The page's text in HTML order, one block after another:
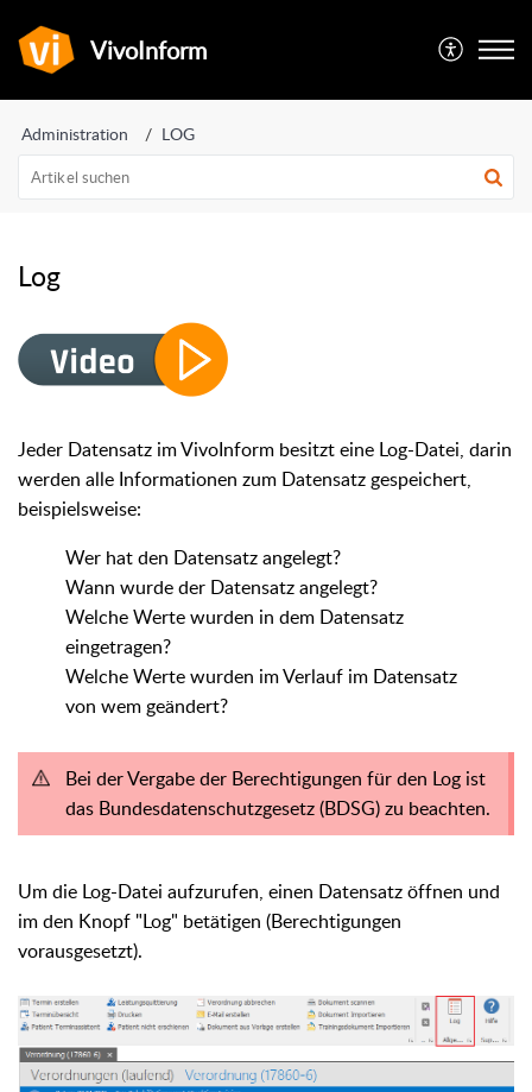
VivoInform
Administration LOG
Log
Jeder Datensatz im VivoInform besitzt eine Log-Datei, darin
werden alle Informationen zum Datensatz gespeichert,
beispielsweise:
Wer hat den Datensatz angelegt?
Wann wurde der Datensatz angelegt?
Welche Werte wurden in dem Datensatz
eingetragen?
Welche Werte wurden im Verlauf im Datensatz
von wem geändert?
Bei der Vergabe der Berechtigungen für den Log ist
das Bundesdatenschutzgesetz (BDSG) zu beachten.
Um die Log-Datei aufzurufen, einen Datensatz öffnen und
im den Knopf "Log" betätigen (Berechtigungen
vorausgesetzt).